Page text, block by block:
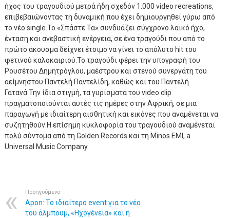
ήχος του τραγουδιού μετρά ήδη σχεδόν 1.000 video recreations,
επιβεβαιώνοντας τη δυναμική που έχει δημιουργηθεί γύρω από
το νέο single.Το «Σπάστε Τα» συνδυάζει σύγχρονο λαϊκό ήχο,
ένταση και ανεβαστική ενέργεια, σε ένα τραγούδι που από το
πρώτο άκουσμα δείχνει έτοιμο να γίνει το απόλυτο hit του
φετινού καλοκαιριού.Το τραγούδι φέρει την υπογραφή του
Ρουσέτου Δημητρόγλου, μαέστρου και στενού συνεργάτη του
αείμνηστου Παντελή Παντελίδη, καθώς και του Παντελή
Γατανά.Την ίδια στιγμή, τα γυρίσματα του video clip
πραγματοποιούνται αυτές τις ημέρες στην Αφρική, σε μια
παραγωγή με ιδιαίτερη αισθητική και εικόνες που αναμένεται να
συζητηθούν.Η επίσημη κυκλοφορία του τραγουδιού αναμένεται
πολύ σύντομα από τη Golden Records και τη Minos EMI, a
Universal Music Company.
Προηγούμενο
Apon: Το ιδιαίτερο event για το νέο
του άλμπουμ, «Ηχογένεια» και η